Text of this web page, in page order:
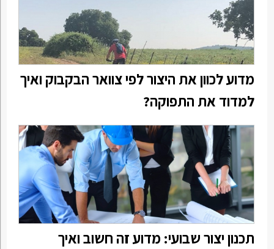
מדוע לכוון את היצור לפי צוואר הבקבוק ואיך
למדוד את התפוקה?
תכנון יצור שבועי: מדוע זה חשוב ואיך